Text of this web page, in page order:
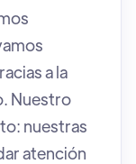
a la
Nuestro
nuestras
atención